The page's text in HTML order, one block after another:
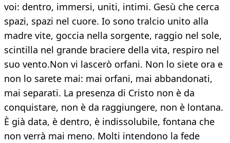
voi: dentro, immersi, uniti, intimi. Gesù che cerca
spazi, spazi nel cuore. Io sono tralcio unito alla
madre vite, goccia nella sorgente, raggio nel sole,
scintilla nel grande braciere della vita, respiro nel
suo vento.Non vi lascerò orfani. Non lo siete ora e
non lo sarete mai: mai orfani, mai abbandonati,
mai separati. La presenza di Cristo non è da
conquistare, non è da raggiungere, non è lontana.
È già data, è dentro, è indissolubile, fontana che
non verrà mai meno. Molti intendono la fede